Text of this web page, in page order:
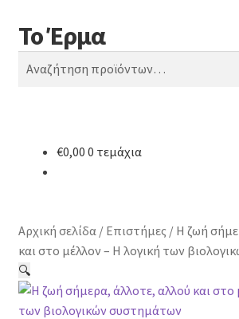
Απευθείας
μετάβαση
στην
Μετάβαση
σε
περιεχόμενο
Το Έρμα
Αναζήτηση
Αναζήτηση
Κατηγορίες Βιβλίων
Συχνές Ερωτήσεις
€0,00 0 τεμάχια
Αρχική σελίδα/ Επιστήμες / Η ζωή
και στο μέλλον – Η λογική των
🔍